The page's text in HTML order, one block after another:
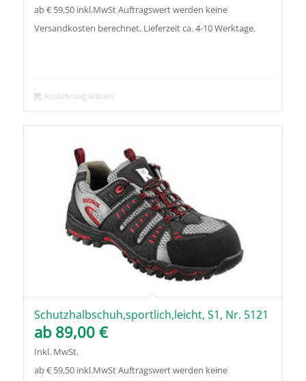
ab € 59,50 inkl.MwSt Auftragswert werden keine
Versandkosten berechnet. Lieferzeit ca. 4-10 Werktage.
Ausführung wählen
Schutzhalbschuh,sportlich,leicht, S1, Nr. 5121
ab 89,00 €
Inkl. MwSt.
ab € 59,50 inkl.MwSt Auftragswert werden keine